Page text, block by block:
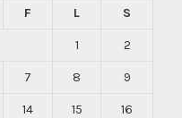
F L S
1 2
7 8 9
14 15 16